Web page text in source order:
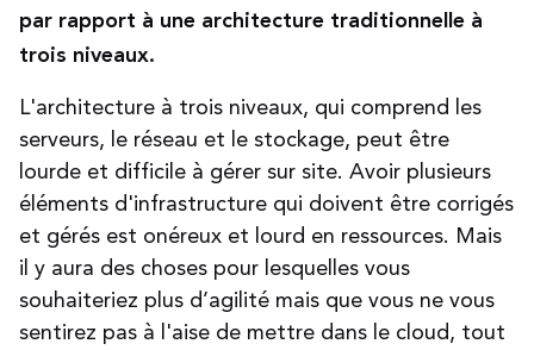
par rapport à une architecture traditionnelle à
trois niveaux.
L'architecture à trois niveaux, qui comprend les
serveurs, le réseau et le stockage, peut être
lourde et difficile à gérer sur site. Avoir plusieurs
éléments d'infrastructure qui doivent être corrigés
et gérés est onéreux et lourd en ressources. Mais
il y aura des choses pour lesquelles vous
souhaiteriez plus d’agilité mais que vous ne vous
sentirez pas à l'aise de mettre dans le cloud, tout